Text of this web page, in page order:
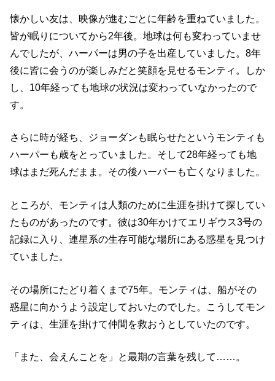
懐かしい友は、映像が進むごとに年齢を重ねていました。
皆が眠りについてから2年後。地球は何も変わっていませ
んでしたが、ハーパーは男の子を出産していました。8年
後に皆に会うのが楽しみだと笑顔を見せるモンティ。しか
し、10年経っても地球の状況は変わっていなかったので
す。
さらに時が経ち、ジョーダンも眠らせたというモンティも
ハーパーも歳をとっていました。そして28年経っても地
球はまだ死んだまま。その後ハーパーも亡くなりました。
ところが、モンティは人類のために生涯を掛けて探してい
たものがあったのです。彼は30年かけてエリギウス3号の
記録に入り、連星系の生存可能な場所にある惑星を見つけ
ていました。
その場所にたどり着くまで75年。モンティは、船がその
惑星に向かうよう設定しておいたのでした。こうしてモン
ティは、生涯を掛けて仲間を救おうとしていたのです。
「また、会えんことを」と最期の言葉を残して……。